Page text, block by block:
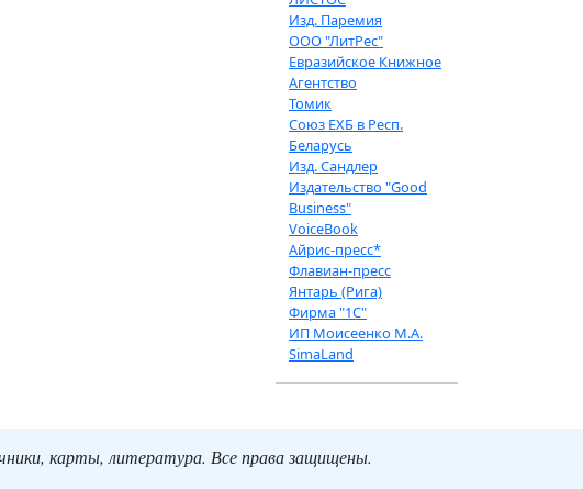
Изд. Паремия
ООО "ЛитРес"
Евразийское Книжное
Агентство
Томик
Союз ЕХБ в Респ.
Беларусь
Изд. Сандлер
Издательство "Good
Business"
VoiceBook
Айрис-пресс*
Флавиан-пресс
Янтарь (Рига)
Фирма "1С"
ИП Моисеенко М.А.
SimaLand
карты, литература. Все права защищены.